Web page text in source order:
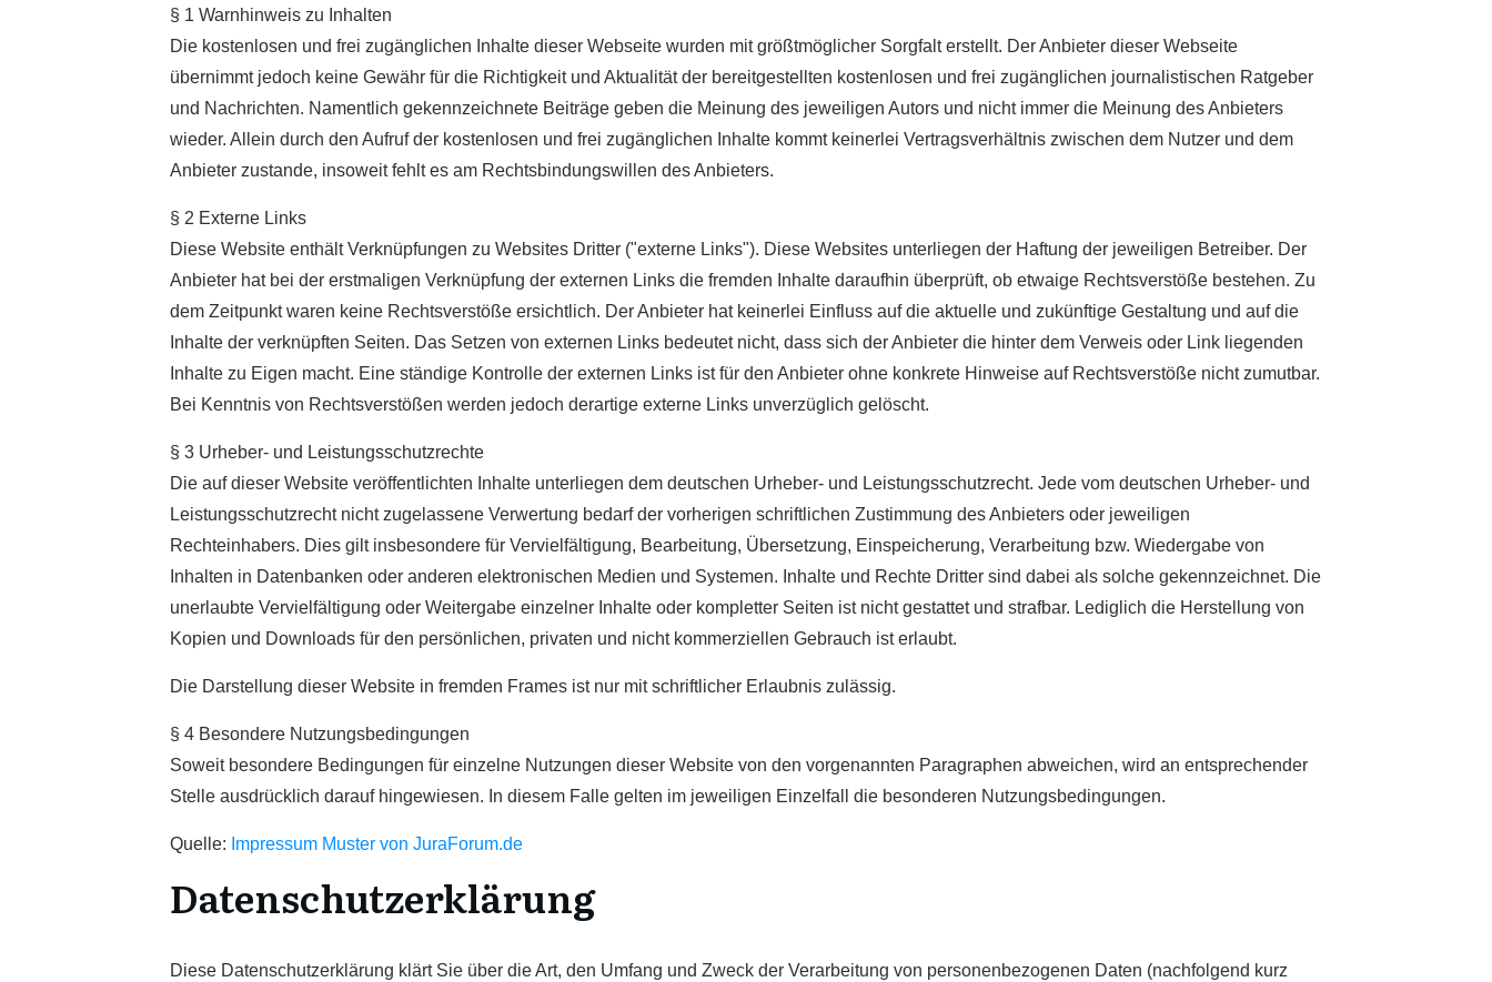
§ 1 Warnhinweis zu Inhalten
Die kostenlosen und frei zugänglichen Inhalte dieser Webseite wurden mit größtmöglicher Sorgfalt erstellt. Der Anbieter dieser Webseite
übernimmt jedoch keine Gewähr für die Richtigkeit und Aktualität der bereitgestellten kostenlosen und frei zugänglichen journalistischen Ratgeber
und Nachrichten. Namentlich gekennzeichnete Beiträge geben die Meinung des jeweiligen Autors und nicht immer die Meinung des Anbieters
wieder. Allein durch den Aufruf der kostenlosen und frei zugänglichen Inhalte kommt keinerlei Vertragsverhältnis zwischen dem Nutzer und dem
Anbieter zustande, insoweit fehlt es am Rechtsbindungswillen des Anbieters.
§ 2 Externe Links
Diese Website enthält Verknüpfungen zu Websites Dritter ("externe Links"). Diese Websites unterliegen der Haftung der jeweiligen Betreiber. Der
Anbieter hat bei der erstmaligen Verknüpfung der externen Links die fremden Inhalte daraufhin überprüft, ob etwaige Rechtsverstöße bestehen. Zu
dem Zeitpunkt waren keine Rechtsverstöße ersichtlich. Der Anbieter hat keinerlei Einfluss auf die aktuelle und zukünftige Gestaltung und auf die
Inhalte der verknüpften Seiten. Das Setzen von externen Links bedeutet nicht, dass sich der Anbieter die hinter dem Verweis oder Link liegenden
Inhalte zu Eigen macht. Eine ständige Kontrolle der externen Links ist für den Anbieter ohne konkrete Hinweise auf Rechtsverstöße nicht zumutbar.
Bei Kenntnis von Rechtsverstößen werden jedoch derartige externe Links unverzüglich gelöscht.
§ 3 Urheber- und Leistungsschutzrechte
Die auf dieser Website veröffentlichten Inhalte unterliegen dem deutschen Urheber- und Leistungsschutzrecht. Jede vom deutschen Urheber- und
Leistungsschutzrecht nicht zugelassene Verwertung bedarf der vorherigen schriftlichen Zustimmung des Anbieters oder jeweiligen
Rechteinhabers. Dies gilt insbesondere für Vervielfältigung, Bearbeitung, Übersetzung, Einspeicherung, Verarbeitung bzw. Wiedergabe von
Inhalten in Datenbanken oder anderen elektronischen Medien und Systemen. Inhalte und Rechte Dritter sind dabei als solche gekennzeichnet. Die
unerlaubte Vervielfältigung oder Weitergabe einzelner Inhalte oder kompletter Seiten ist nicht gestattet und strafbar. Lediglich die Herstellung von
Kopien und Downloads für den persönlichen, privaten und nicht kommerziellen Gebrauch ist erlaubt.
Die Darstellung dieser Website in fremden Frames ist nur mit schriftlicher Erlaubnis zulässig.
§ 4 Besondere Nutzungsbedingungen
Soweit besondere Bedingungen für einzelne Nutzungen dieser Website von den vorgenannten Paragraphen abweichen, wird an entsprechender
Stelle ausdrücklich darauf hingewiesen. In diesem Falle gelten im jeweiligen Einzelfall die besonderen Nutzungsbedingungen.
Quelle: Impressum Muster von JuraForum.de
Datenschutzerklärung
Diese Datenschutzerklärung klärt Sie über die Art, den Umfang und Zweck der Verarbeitung von personenbezogenen Daten (nachfolgend kurz